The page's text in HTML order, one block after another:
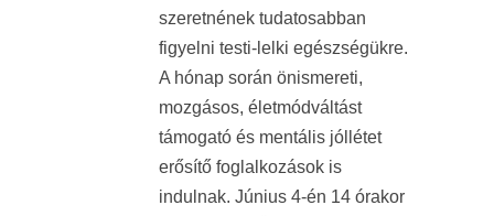
szeretnének tudatosabban
figyelni testi-lelki egészségükre.
A hónap során önismereti,
mozgásos, életmódváltást
támogató és mentális jóllétet
erősítő foglalkozások is
indulnak. Június 4-én 14 órakor